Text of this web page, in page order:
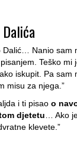
Dalić… Nanio sam
Teško mi
iskupit. Pa sam
misu za njega.”
i ti pisao o
djetetu … Ako
klevete.”